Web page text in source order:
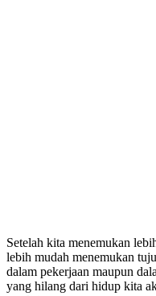
Setelah kita menemukan
lebih mudah menemukan
dalam pekerjaan maupun
yang hilang dari hidup kita